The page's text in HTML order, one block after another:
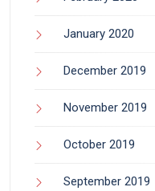
January 2020
December 2019
November 2019
October 2019
September 2019